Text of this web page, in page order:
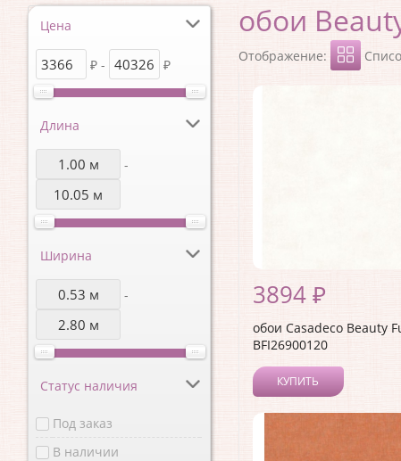
Цена
₽ - ₽
Длина
-
Ширина
-
Статус наличия
Под заказ
В наличии
обои
Отображение:
3894 ₽
обои Casadeco Beauty
BFI26900120
КУПИТЬ